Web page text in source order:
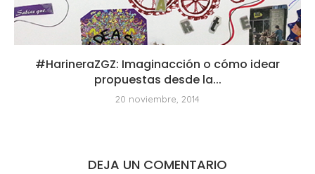
#HarineraZGZ: Imaginacción o cómo idear
propuestas desde la...
20 noviembre, 2014
DEJA UN COMENTARIO